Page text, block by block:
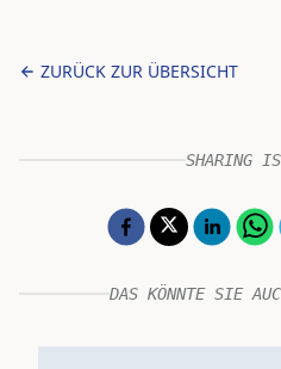
ZURÜCK ZUR ÜBERSICHT
SHARING
DAS KÖNNTE SIE